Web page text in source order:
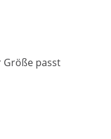
passt